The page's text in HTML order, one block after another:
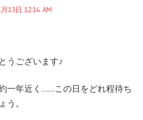
13日 12:14 AM
うございます♪
一年近く……この日をどれ程待ち
う。